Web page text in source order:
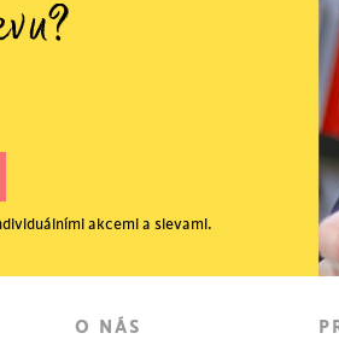
akcemi a slevami.
O NÁS